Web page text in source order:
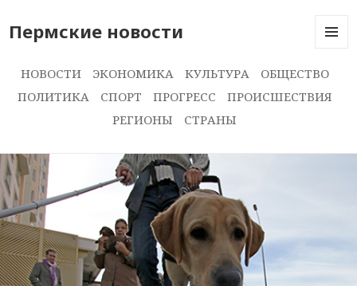
Пермские новости
И
НОВОСТИ ЭКОНОМИКА КУЛЬТУРА
ОБЩЕСТВО
ПОЛИТИКА
СПОРТ ПРОГРЕСС
ПРОИСШЕСТВИЯ
РЕГИОНЫ
СТРАНЫ